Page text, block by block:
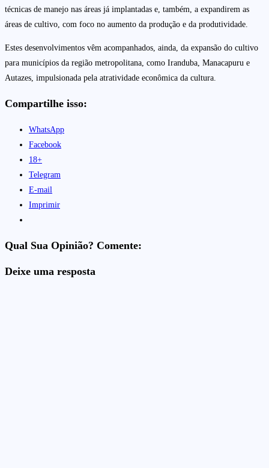
técnicas de manejo nas áreas já implantadas e, também, a expandirem as
áreas de cultivo, com foco no aumento da produção e da produtividade.
Estes desenvolvimentos vêm acompanhados, ainda, da expansão do cultivo
para municípios da região metropolitana, como Iranduba, Manacapuru e
Autazes, impulsionada pela atratividade econômica da cultura.
Compartilhe isso:
WhatsApp
Facebook
18+
Telegram
E-mail
Imprimir
Qual Sua Opinião? Comente:
Deixe uma resposta